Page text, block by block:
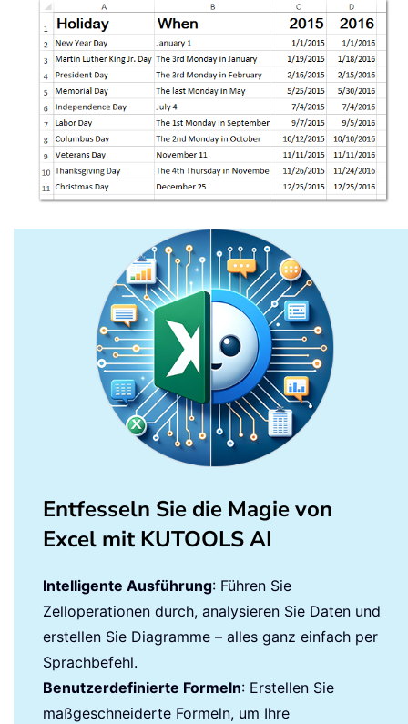
Entfesseln Sie die Magie von
Excel mit KUTOOLS AI
Intelligente Ausführung: Führen Sie
Zelloperationen durch, analysieren Sie Daten und
erstellen Sie Diagramme – alles ganz einfach per
Sprachbefehl.
Benutzerdefinierte Formeln: Erstellen Sie
maßgeschneiderte Formeln, um Ihre